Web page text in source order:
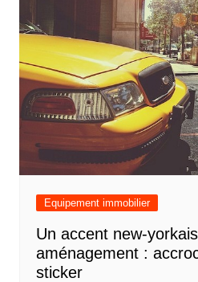
Equipement immobilier
Un accent new-
aménagement :
sticker